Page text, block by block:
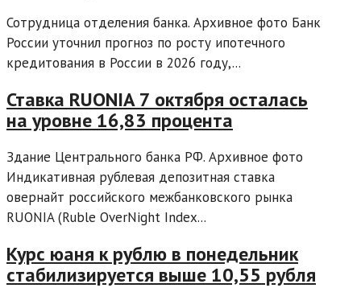
Сотрудница отделения банка. Архивное фото Банк
России уточнил прогноз по росту ипотечного
кредитования в России в 2026 году,...
Ставка RUONIA 7 октября осталась
на уровне 16,83 процента
Здание Центрального банка РФ. Архивное фото
Индикативная рублевая депозитная ставка
овернайт российского межбанковского рынка
RUONIA (Ruble OverNight Index...
Курс юаня к рублю в понедельник
стабилизируется выше 10,55 рубля